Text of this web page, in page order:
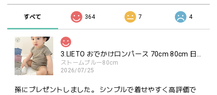
すべて 364 7 4
ストームブルー80cm
2026/07/25
孫にプレゼントしました。 シンプルで着せやすく高評価で